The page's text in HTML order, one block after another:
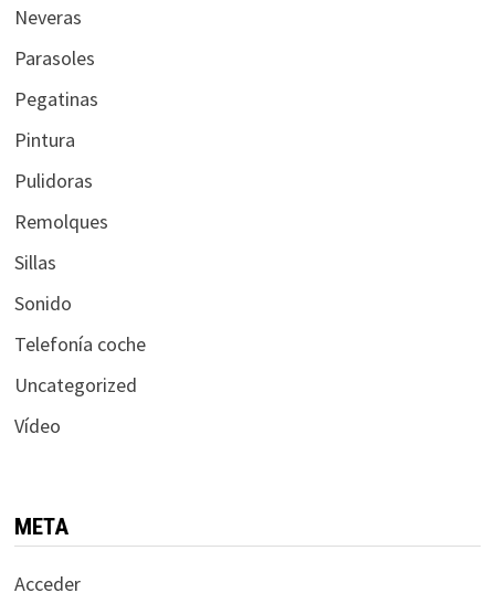
Neveras
Parasoles
Pegatinas
Pintura
Pulidoras
Remolques
Sillas
Sonido
Telefonía coche
Uncategorized
Vídeo
META
Acceder